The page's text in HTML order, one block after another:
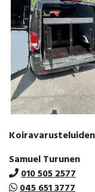
Samuel Turunen
010 505 2577
045 651 3777